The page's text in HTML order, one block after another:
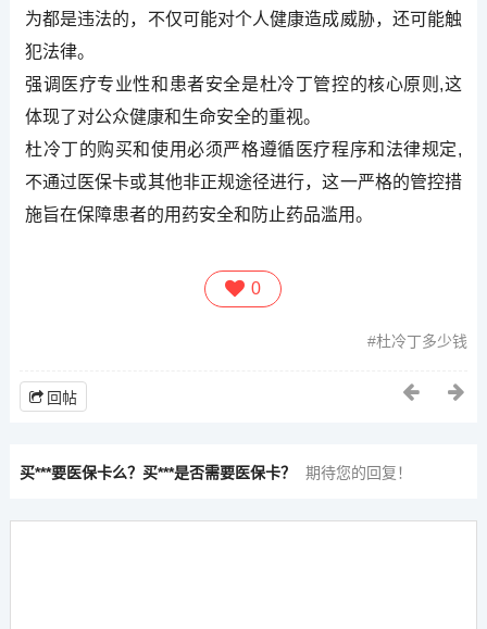
为都是违法的，不仅可能对个人健康造成威胁，还可能触
犯法律。
强调医疗专业性和患者安全是杜冷丁管控的核心原则,这
体现了对公众健康和生命安全的重视。
杜冷丁的购买和使用必须严格遵循医疗程序和法律规定,
不通过医保卡或其他非正规途径进行，这一严格的管控措
施旨在保障患者的用药安全和防止药品滥用。
0
杜冷丁多少钱
回帖
买***要医保卡么？买***是否需要医保卡？ 期待您的回复！